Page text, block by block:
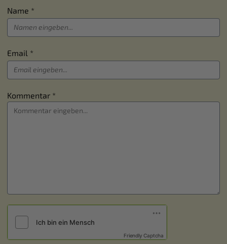
Name *
Email *
Kommentar *
Friendly Captcha